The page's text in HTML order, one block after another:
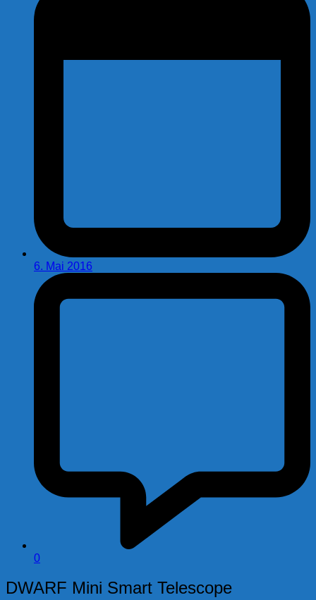
6. Mai 2016
0
DWARF Mini Smart Telescope